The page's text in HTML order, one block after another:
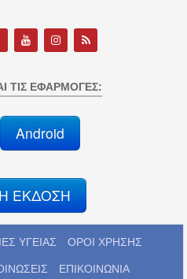
ΤΙΣ ΕΦΑΡΜΟΓΈΣ:
Android
ΕΚΔΟΣΗ
ΥΓΕΙΑΣ ΟΡΟΙ ΧΡΗΣΗΣ
ΕΠΙΚΟΙΝΩΝΙΑ